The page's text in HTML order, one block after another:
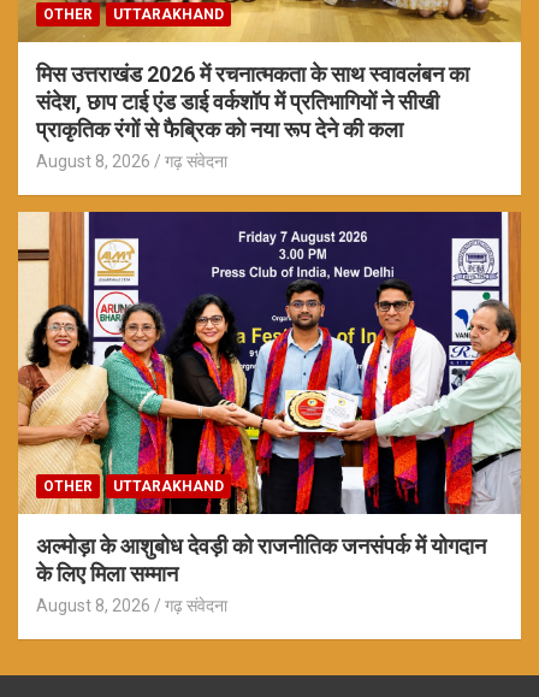
OTHER UTTARAKHAND
मिस उत्तराखंड 2026 में रचनात्मकता के साथ स्वावलंबन का
संदेश, छाप टाई एंड डाई वर्कशॉप में प्रतिभागियों ने सीखी
प्राकृतिक रंगों से फैब्रिक को नया रूप देने की कला
August 8, 2026 गढ़ संवेदना
OTHER UTTARAKHAND
अल्मोड़ा के आशुबोध देवड़ी को राजनीतिक जनसंपर्क में योगदान
के लिए मिला सम्मान
August 8, 2026 गढ़ संवेदना